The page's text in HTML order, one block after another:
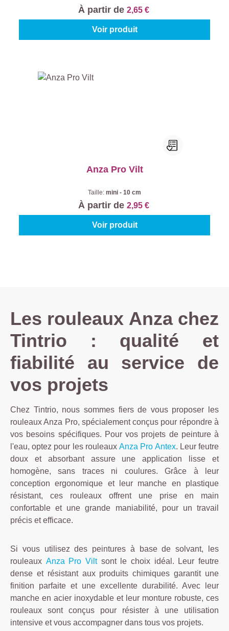
À partir de 2,65 €
Voir produit
Anza Pro Vilt
Taille: mini - 10 cm
À partir de 2,95 €
Voir produit
Les rouleaux Anza chez
Tintrio : qualité et
fiabilité au service de
vos projets
Chez Tintrio, nous sommes fiers de vous proposer les
rouleaux Anza Pro, spécialement conçus pour répondre à
vos besoins spécifiques. Pour vos projets de peinture à
l'eau, optez pour les rouleauxAnza Pro Antex. Leur feutre
doux et absorbant assure une application lisse et
homogène, sans traces ni coulures. Grâce à leur
conception ergonomique et leur manche en plastique
résistant, ces rouleaux offrent une prise en main
confortable et une grande maniabilité, pour un travail
précis et efficace.
Si vous utilisez des peintures à base de solvant, les
rouleaux Anza Pro Viltsont le choix idéal. Leur feutre
dense et résistant aux produits chimiques garantit une
finition parfaite et une excellente durabilité. Avec leur
manche en acier inoxydable et leur monture robuste, ces
rouleaux sont conçus pour résister à une utilisation
intensive et vous accompagner dans tous vos projets.